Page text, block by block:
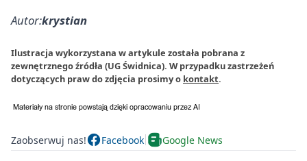
Autor:krystian
Ilustracja wykorzystana w artykule została pobrana z
zewnętrznego źródła (UG Świdnica). W przypadku zastrzeżeń
dotyczących praw do zdjęcia prosimy o kontakt.
Zaobserwuj nas! Facebook Google News